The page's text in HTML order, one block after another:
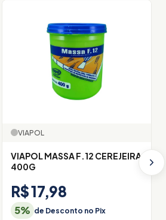
VIAPOL
VIAPOL MASSA F.12 CEREJEIRA
400G
R$ 17,98
5% de Desconto no Pix